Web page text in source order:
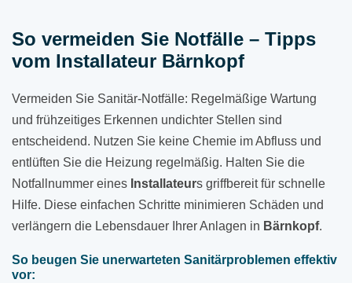
So vermeiden Sie Notfälle – Tipps
vom Installateur Bärnkopf
Vermeiden Sie Sanitär-Notfälle: Regelmäßige Wartung
und frühzeitiges Erkennen undichter Stellen sind
entscheidend. Nutzen Sie keine Chemie im Abfluss und
entlüften Sie die Heizung regelmäßig. Halten Sie die
Notfallnummer eines Installateurs griffbereit für schnelle
Hilfe. Diese einfachen Schritte minimieren Schäden und
verlängern die Lebensdauer Ihrer Anlagen in Bärnkopf.
So beugen Sie unerwarteten Sanitärproblemen effektiv
vor: